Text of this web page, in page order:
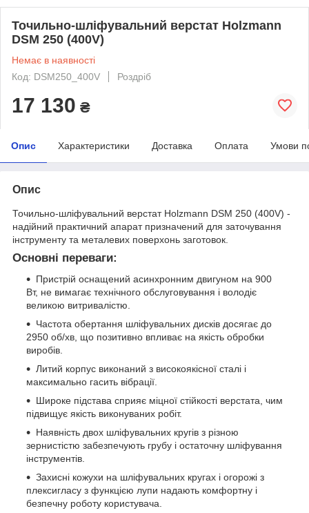
Точильно-шліфувальний верстат Holzmann
DSM 250 (400V)
Немає в наявності
Код: DSM250_400V
Роздріб
17 130 ₴
Опис Характеристики Доставка Оплата Умови
Опис
Точильно-шліфувальний верстат Holzmann DSM 250 (400V) -
надійний практичний апарат призначений для заточування
інструменту та металевих поверхонь заготовок.
Основні переваги:
Пристрій оснащений асинхронним двигуном на 900
Вт, не вимагає технічного обслуговування і володіє
великою витривалістю.
Частота обертання шліфувальних дисків досягає до
2950 об/хв, що позитивно впливає на якість обробки
виробів.
Литий корпус виконаний з високоякісної сталі і
максимально гасить вібрації.
Широке підстава сприяє міцної стійкості верстата, чим
підвищує якість виконуваних робіт.
Наявність двох шліфувальних кругів з різною
зернистістю забезпечують грубу і остаточну шліфування
інструментів.
Захисні кожухи на шліфувальних кругах і огорожі з
плексигласу з функцією лупи надають комфортну і
безпечну роботу користувача.